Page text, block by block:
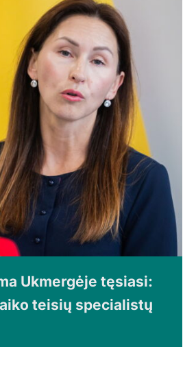
Ukmergėje tęsiasi:
teisių specialistų